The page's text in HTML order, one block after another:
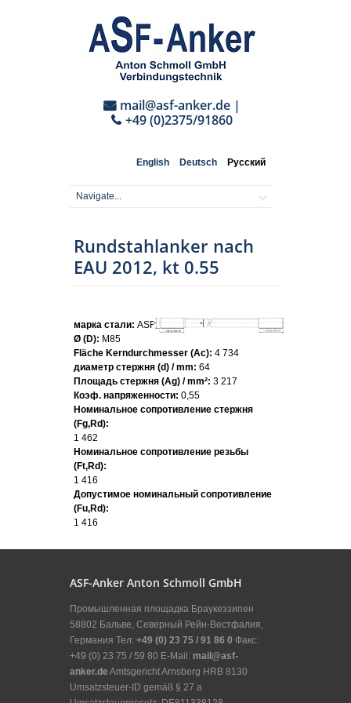
mail@asf-anker.de|
+49 (0)2375/91860
English Deutsch Русский
Rundstahlanker nach
EAU 2012, kt 0.55
марка стали: ASF500
Ø (D): M85
Fläche Kerndurchmesser (Ac): 4 734
диаметр стержня (d) / mm: 64
Площадь стержня (Ag) / mm²: 3 217
Коэф. напряженности: 0,55
Номинальное сопротивление стержня
(Fg,Rd):
1 462
Номинальное сопротивление резьбы
(Ft,Rd):
1 416
Допустимое номинальный сопротивление
(Fu,Rd):
1 416
ASF-Anker Anton Schmoll GmbH
Промышленная площадка Браукеззипен
58802 Бальве, Северный Рейн-Вестфалия,
Германия Тел: +49 (0) 23 75 / 91 86 0 Факс:
+49 (0) 23 75 / 59 80 E-Mail: mail@asf-
anker.de Amtsgericht Arnsberg HRB 8130
Umsatzsteuer-ID gemäß § 27 a